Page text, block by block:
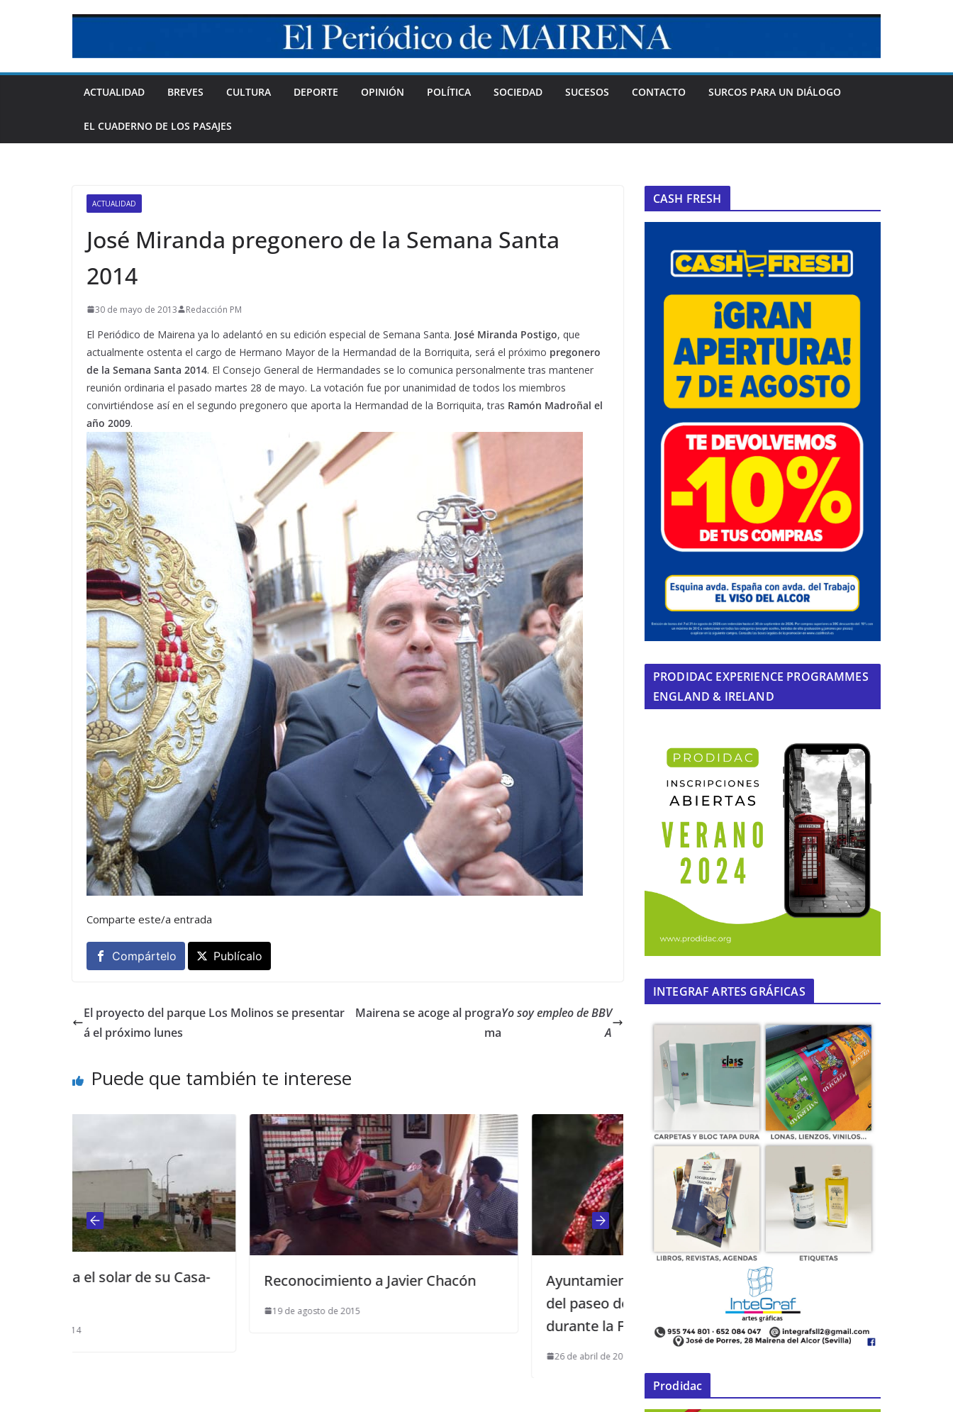
ACTUALIDAD BREVES CULTURA DEPORTE OPINIÓN POLÍTICA SOCIEDAD SUCESOS CONTACTO SURCOS PARA UN DIÁLOGO
EL CUADERNO DE LOS PASAJES
ACTUALIDAD
José Miranda pregonero de la Semana Santa
2014
30 de mayo de 2013 Redacción PM
El Periódico de Mairena ya lo adelantó en su edición especial de Semana Santa. José Miranda Postigo, que
actualmente ostenta el cargo de Hermano Mayor de la Hermandad de la Borriquita, será el próximo pregonero
de la Semana Santa 2014. El Consejo General de Hermandades se lo comunica personalmente tras mantener
reunión ordinaria el pasado martes 28 de mayo. La votación fue por unanimidad de todos los miembros
convirtiéndose así en el segundo pregonero que aporta la Hermandad de la Borriquita, tras Ramón Madroñal el
año 2009.
Comparte este/a entrada
Compártelo Publícalo
El proyecto del parque Los Molinos se presentar
á el próximo lunes
Mairena se acoge al progra
ma
Yo soy empleo de BBV
A
Puede que también te interese
Reconocimiento a Javier Chacón
Ayuntamiento difunde la Normativa
del paseo de caballos y enganches
El Cautivo valla el solar de su Casa-
Hermandad
05 de febrero de 2014
CASH FRESH
PRODIDAC EXPERIENCE PROGRAMMES
ENGLAND & IRELAND
INTEGRAF ARTES GRÁFICAS
Prodidac